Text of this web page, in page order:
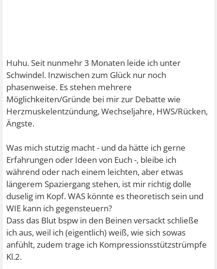
Huhu. Seit nunmehr 3 Monaten leide ich unter
Schwindel. Inzwischen zum Glück nur noch
phasenweise. Es stehen mehrere
Möglichkeiten/Gründe bei mir zur Debatte wie
Herzmuskelentzündung, Wechseljahre, HWS/Rücken,
Ängste.
Was mich stutzig macht - und da hätte ich gerne
Erfahrungen oder Ideen von Euch -, bleibe ich
während oder nach einem leichten, aber etwas
längerem Spaziergang stehen, ist mir richtig dolle
duselig im Kopf. WAS könnte es theoretisch sein und
WIE kann ich gegensteuern?
Dass das Blut bspw in den Beinen versackt schließe
ich aus, weil ich (eigentlich) weiß, wie sich sowas
anfühlt, zudem trage ich Kompressionsstützstrümpfe
Kl.2.